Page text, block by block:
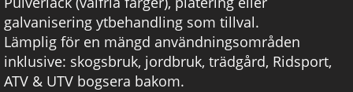
galvanisering ytbehandling som tillval.
Lämplig för en mängd användningsområden
inklusive: skogsbruk, jordbruk, trädgård, Ridsport,
ATV & UTV bogsera bakom.